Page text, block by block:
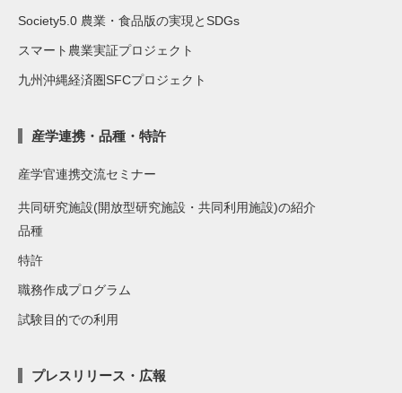
Society5.0 農業・食品版の実現とSDGs
スマート農業実証プロジェクト
九州沖縄経済圏SFCプロジェクト
産学連携・品種・特許
産学官連携交流セミナー
共同研究施設(開放型研究施設・共同利用施設)の紹介
品種
特許
職務作成プログラム
試験目的での利用
プレスリリース・広報